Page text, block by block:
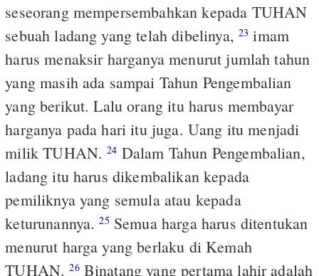
seseorang mempersembahkan kepada TUHAN
sebuah ladang yang telah dibelinya, 23 imam
harus menaksir harganya menurut jumlah tahun
yang masih ada sampai Tahun Pengembalian
yang berikut. Lalu orang itu harus membayar
harganya pada hari itu juga. Uang itu menjadi
milik TUHAN.24 Dalam Tahun Pengembalian,
ladang itu harus dikembalikan kepada
pemiliknya yang semula atau kepada
keturunannya.25 Semua harga harus ditentukan
menurut harga yang berlaku di Kemah
TUHAN.26Binatang yang pertama lahir adalah